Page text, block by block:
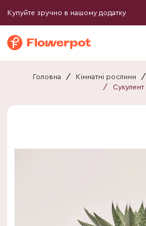
Купуйте зручно в нашому додатку
Головна / Кімнатні рослини /
/